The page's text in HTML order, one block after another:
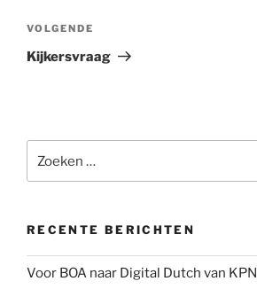
Volgend
bericht
VOLGENDE
Kijkersvraag
naar:
RECENTE BERICHTEN
Voor BOA naar Digital Dutch van KPN